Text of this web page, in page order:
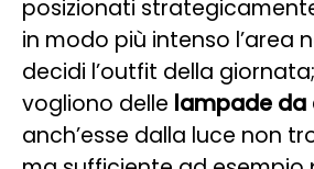
posizionati
in modo più intenso l’area
decidi l’outfit della
vogliono delle lampade da
anch’esse dalla luce non